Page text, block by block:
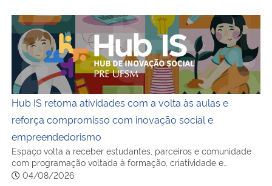
Hub IS retoma atividades com a volta às aulas e
Hub IS retoma atividades com a volta às aulas e
reforça compromisso com inovação social e
empreendedorismo
Espaço volta a receber estudantes, parceiros e comunidade
com programação voltada à formação, criatividade e…
04/08/2026